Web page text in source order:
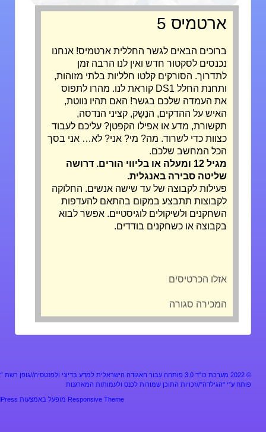
ארטמיס 5
ברוכים הבאים לגשר החללית ארטמיס! אנחנו
נכנסים לסקטור חדש ואין לנו הרבה זמן
לתדרוך. הסורקים קלטו חלליות בלתי מזוהות,
ותחנת החלל DS1 קוראת לנו. מהרו לתפוס
את העמדה שלכם בגשר! האם תהיו נווטת,
האיש על ההדקים, הנַשָק, קציני הנדסה,
תקשורת, מדע או אפילו הקפטן? עליכם לעבוד
כצוות כדי לשרוד. מה? מי? אני? לא… אני בסך
הכל המחשב שלכם.
מגיל 12 ומעלה או בליווי הורים. דרושה
שליטה סבירה באנגלית.
פעילות לקבוצה של עד שישה אנשים. החלוקה
לקבוצות תתבצע במקום בהתאם להעדפות
השחקנים ולשיקולים לוגיסטיים. אפשר לבוא
בקבוצה או כשחקנים בודדים.
אזלו הכרטיסים
המכירה סגורה
מערכת כו"ד 3.0 פותחה עבור האגודה הישראלית למדע בדיוני ולפנטסיה//גופן רשת “אלף”
"הגילדה"//זכויות התוכן שמורות לכנס ולעמותות המארגנות
Responsive Themeמופעל באמצעות WordPress